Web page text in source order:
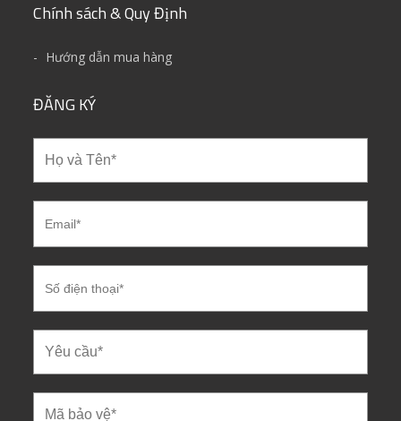
Chính sách & Quy Định
Hướng dẫn mua hàng
ĐĂNG KÝ